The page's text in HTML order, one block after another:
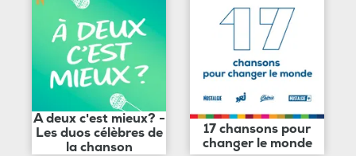
A deux c'est mieux? -
Les duos célèbres de
la chanson
17 chansons pour
changer le monde